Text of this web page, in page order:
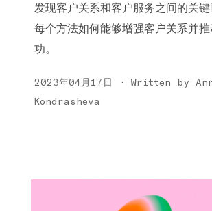
发现客户关系和客户服务之间的关
每个方法如何能够增强客户关系并
功。
2023年04月17日 · Written by
Kondrasheva